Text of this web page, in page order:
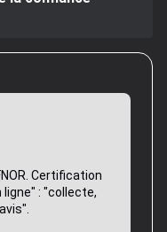
Certification
: "collecte,